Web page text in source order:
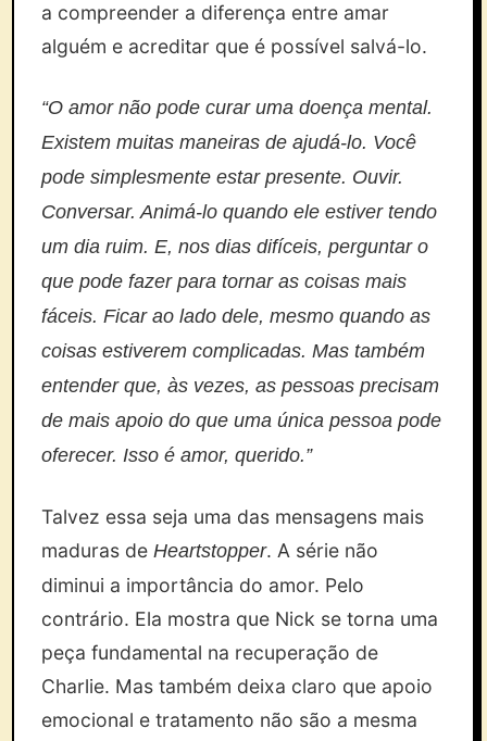
a compreender a diferença entre amar
alguém e acreditar que é possível salvá-lo.
“O amor não pode curar uma doença mental.
Existem muitas maneiras de ajudá-lo. Você
pode simplesmente estar presente. Ouvir.
Conversar. Animá-lo quando ele estiver tendo
um dia ruim. E, nos dias difíceis, perguntar o
que pode fazer para tornar as coisas mais
fáceis. Ficar ao lado dele, mesmo quando as
coisas estiverem complicadas. Mas também
entender que, às vezes, as pessoas precisam
de mais apoio do que uma única pessoa pode
oferecer. Isso é amor, querido.”
Talvez essa seja uma das mensagens mais
maduras deHeartstopper. A série não
diminui a importância do amor. Pelo
contrário. Ela mostra que Nick se torna uma
peça fundamental na recuperação de
Charlie. Mas também deixa claro que apoio
emocional e tratamento não são a mesma